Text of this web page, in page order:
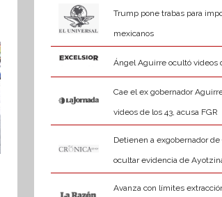
Trump pone trabas para
mexicanos
Ángel Aguirre ocultó videos
Cae el ex gobernador
videos de los 43, acusa FGR
Detienen a exgobernador
ocultar evidencia de
Avanza con límites